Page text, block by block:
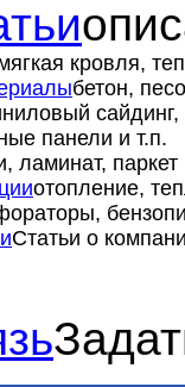
кровля,
бетон,
сайдинг,
панели и т.п.
ламинат, паркет
отопление,
Статьи о